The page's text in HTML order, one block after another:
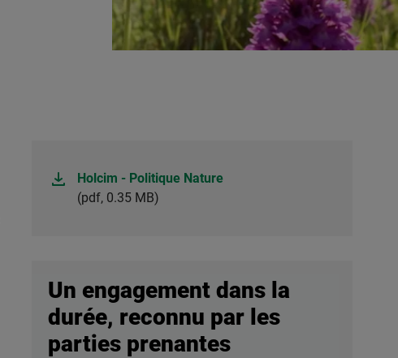
Holcim - Politique Nature
(pdf, 0.35 MB)
Un engagement dans la
durée, reconnu par les
parties prenantes